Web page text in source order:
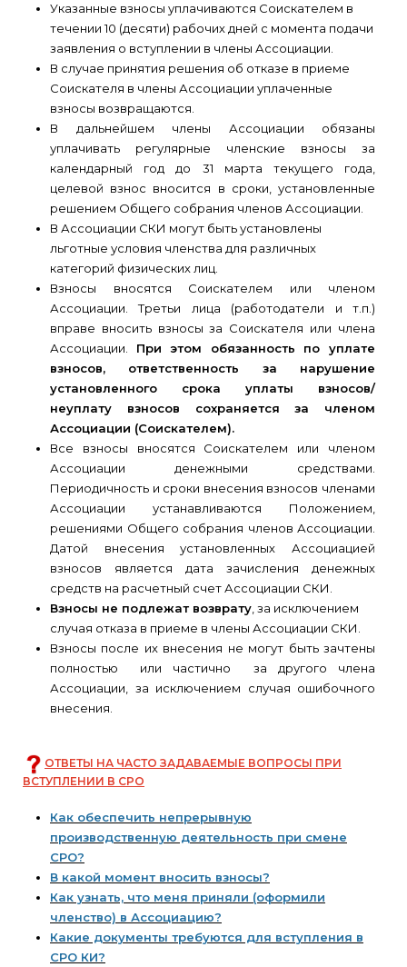
Указанные взносы уплачиваются Соискателем в
течении 10 (десяти) рабочих дней с момента подачи
заявления о вступлении в члены Ассоциации.
В случае принятия решения об отказе в приеме
Соискателя в члены Ассоциации уплаченные
взносы возвращаются.
В дальнейшем члены Ассоциации обязаны
уплачивать регулярные членские взносы за
календарный год до 31 марта текущего года,
целевой взнос вносится в сроки, установленные
решением Общего собрания членов Ассоциации.
В Ассоциации СКИ могут быть установлены
льготные условия членства для различных
категорий физических лиц.
Взносы вносятся Соискателем или членом
Ассоциации. Третьи лица (работодатели и т.п.)
вправе вносить взносы за Соискателя или члена
Ассоциации. При этом обязанность по уплате
взносов, ответственность за нарушение
установленного срока уплаты взносов/
неуплату взносов сохраняется за членом
Ассоциации (Соискателем).
Все взносы вносятся Соискателем или членом
Ассоциации денежными средствами.
Периодичность и сроки внесения взносов членами
Ассоциации устанавливаются Положением,
решениями Общего собрания членов Ассоциации.
Датой внесения установленных Ассоциацией
взносов является дата зачисления денежных
средств на расчетный счет Ассоциации СКИ.
Взносы не подлежат возврату , за исключением
случая отказа в приеме в члены Ассоциации СКИ.
Взносы после их внесения не могут быть зачтены
полностью или частично за другого члена
Ассоциации, за исключением случая ошибочного
внесения.
ОТВЕТЫ НА ЧАСТО ЗАДАВАЕМЫЕ ВОПРОСЫ ПРИ
ВСТУПЛЕНИИ В СРО
Как обеспечить непрерывную
производственную деятельность при смене
СРО?
В какой момент вносить взносы?
Как узнать, что меня приняли (оформили
членство) в Ассоциацию?
Какие документы требуются для вступления в
СРО КИ?